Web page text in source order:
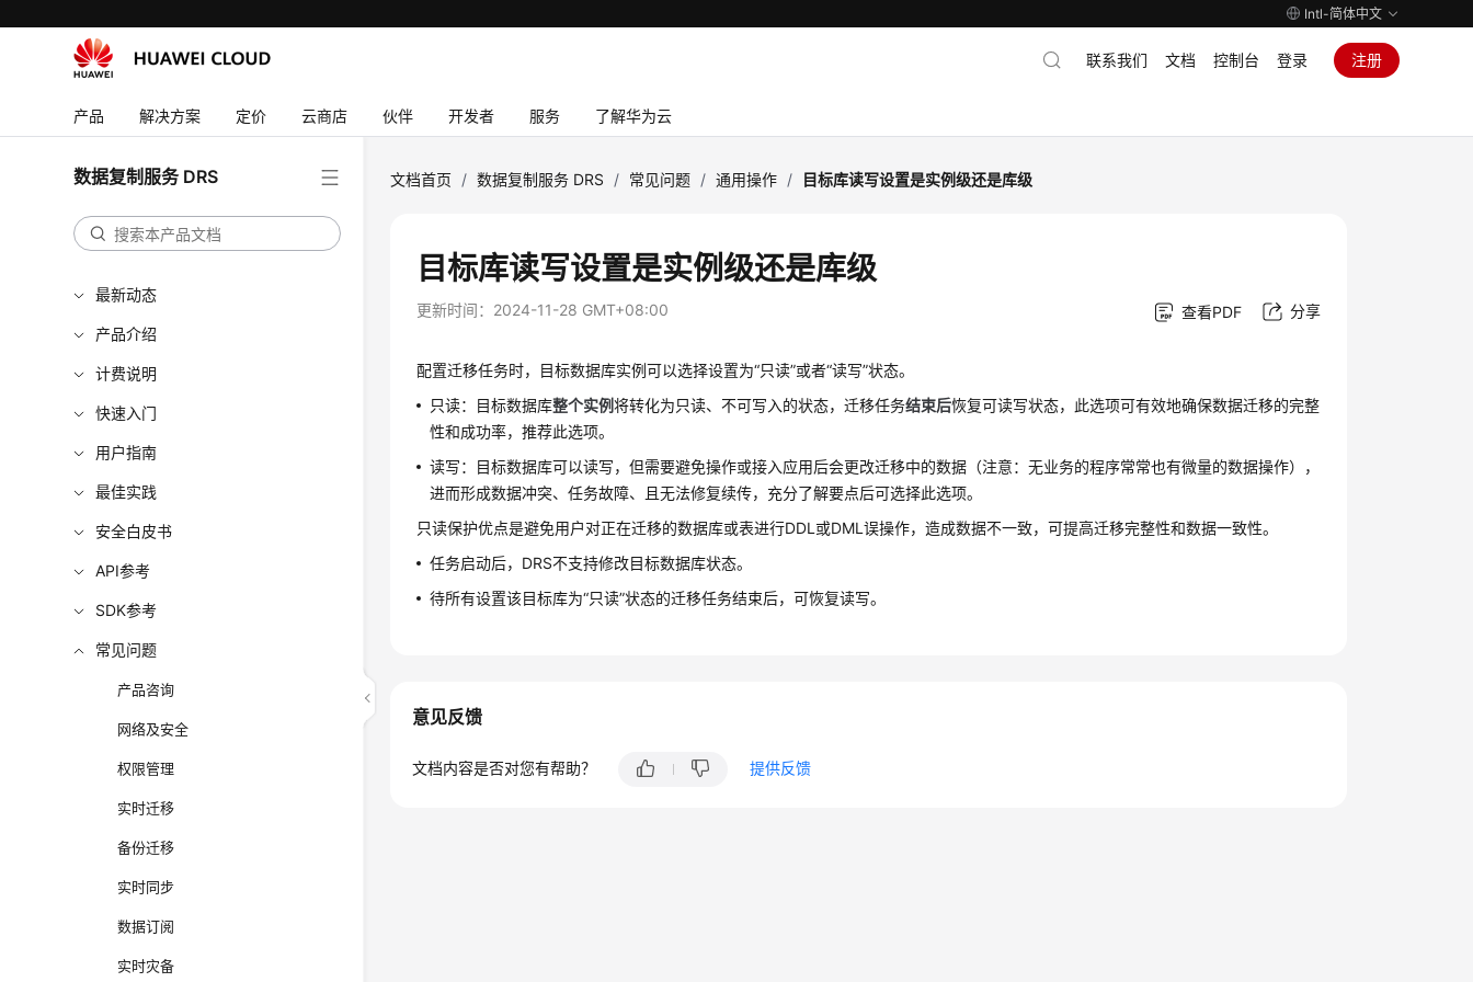
Intl-简体中文
产品 解决方案 定价 云商店 伙伴 开发者 服务 了解华为云
联系我们 文档 控制台 登录 注册
数据复制服务 DRS
最新动态
产品介绍
计费说明
快速入门
用户指南
最佳实践
安全白皮书
API参考
SDK参考
常见问题
产品咨询
网络及安全
权限管理
实时迁移
备份迁移
实时同步
数据订阅
实时灾备
文档首页 / 数据复制服务 DRS / 常见问题 / 通用操作 / 目标库读写设置是实例级还是库级
目标库读写设置是实例级还是库级
更新时间： 2024-11-28 GMT+08:00 查看PDF 分享
配置迁移任务时，目标数据库实例可以选择设置为“只读”或者“读写”状态。
只读：目标数据库整个实例将转化为只读、不可写入的状态，迁移任务结束后恢复可读写状态，此选项可有效地确保数据迁移的完整
性和成功率，推荐此选项。
读写：目标数据库可以读写，但需要避免操作或接入应用后会更改迁移中的数据（注意：无业务的程序常常也有微量的数据操作），
进而形成数据冲突、任务故障、且无法修复续传，充分了解要点后可选择此选项。
只读保护优点是避免用户对正在迁移的数据库或表进行DDL或DML误操作，造成数据不一致，可提高迁移完整性和数据一致性。
任务启动后，DRS不支持修改目标数据库状态。
待所有设置该目标库为“只读”状态的迁移任务结束后，可恢复读写。
意见反馈
文档内容是否对您有帮助？ 提供反馈